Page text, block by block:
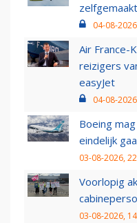
04-08-
Air France-
reizigers
easyJet
04-08-
Boeing
eindelijk
03-08-2026,
Voorlopig
03-08-2026,